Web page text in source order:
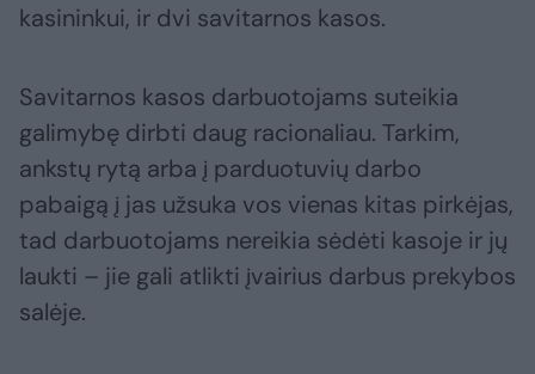
kasininkui, ir dvi savitarnos kasos.
Savitarnos kasos darbuotojams suteikia
galimybę dirbti daug racionaliau. Tarkim,
ankstų rytą arba į parduotuvių darbo
pabaigą į jas užsuka vos vienas kitas pirkėjas,
tad darbuotojams nereikia sėdėti kasoje ir jų
laukti – jie gali atlikti įvairius darbus prekybos
salėje.